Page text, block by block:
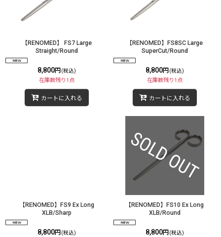
【RENOMED】 FS7 Large
Straight/Round
8,800円 (税込)
在庫数残り1点
カートに入れる
【RENOMED】FS8SC Large
SuperCut/Round
8,800円 (税込)
在庫数残り1点
カートに入れる
【RENOMED】FS9 Ex Long
XLB/Sharp
8,800円 (税込)
【RENOMED】FS10 Ex Long
XLB/Round
8,800円 (税込)